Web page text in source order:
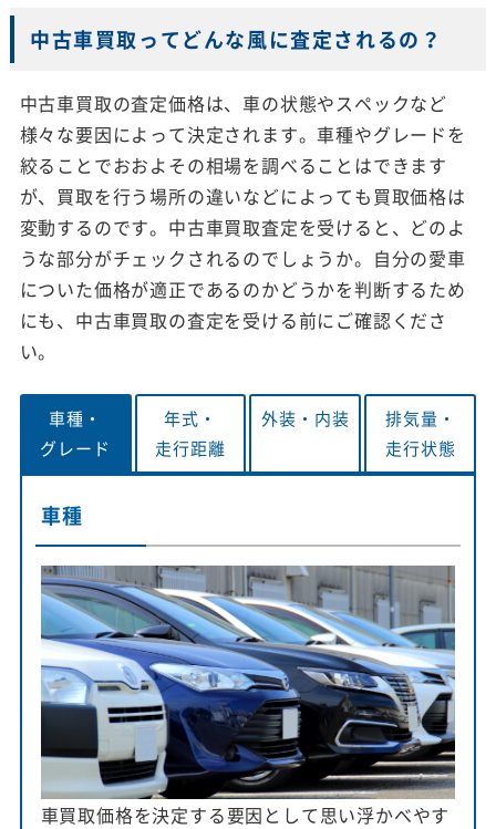
中古車買取ってどんな風に査定されるの？
中古車買取の査定価格は、車の状態やスペックなど
様々な要因によって決定されます。車種やグレードを
絞ることでおおよその相場を調べることはできます
が、買取を行う場所の違いなどによっても買取価格は
変動するのです。中古車買取査定を受けると、どのよ
うな部分がチェックされるのでしょうか。自分の愛車
についた価格が適正であるのかどうかを判断するため
にも、中古車買取の査定を受ける前にご確認くださ
い。
車種・
グレード
年式・
走行距離
外装・ 内装
排気量・
走行状態
車種
車買取価格を決定する要因として思い浮かべやす